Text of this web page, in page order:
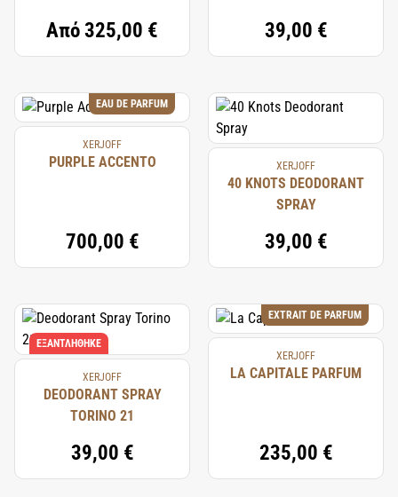
Από325,00 € 39,00 €
EAU DE PARFUM
XERJOFF
PURPLE ACCENTO
700,00 €
XERJOFF
40 KNOTS DEODORANT
SPRAY
39,00 €
ΕΞΑΝΤΛΉΘΗΚΕ
XERJOFF
DEODORANT SPRAY
TORINO 21
39,00 €
EXTRAIT DE PARFUM
XERJOFF
LA CAPITALE PARFUM
235,00 €